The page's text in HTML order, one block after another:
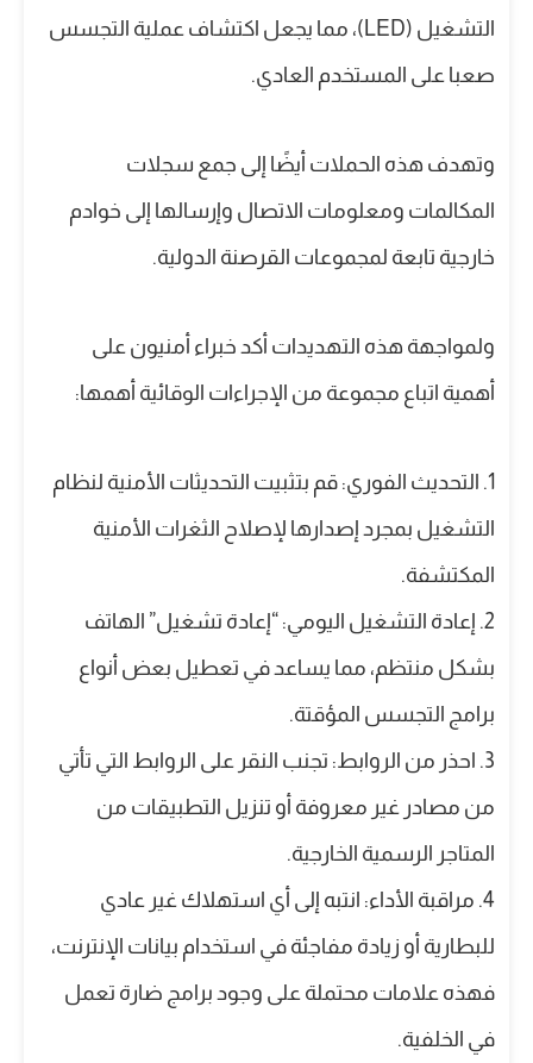
التشغيل (LED)، مما يجعل اكتشاف عملية التجسس
صعبا على المستخدم العادي.
وتهدف هذه الحملات أيضًا إلى جمع سجلات
المكالمات ومعلومات الاتصال وإرسالها إلى خوادم
خارجية تابعة لمجموعات القرصنة الدولية.
ولمواجهة هذه التهديدات أكد خبراء أمنيون على
أهمية اتباع مجموعة من الإجراءات الوقائية أهمها:
1. التحديث الفوري: قم بتثبيت التحديثات الأمنية لنظام
التشغيل بمجرد إصدارها لإصلاح الثغرات الأمنية
المكتشفة.
2. إعادة التشغيل اليومي: “إعادة تشغيل” الهاتف
بشكل منتظم، مما يساعد في تعطيل بعض أنواع
برامج التجسس المؤقتة.
3. احذر من الروابط: تجنب النقر على الروابط التي تأتي
من مصادر غير معروفة أو تنزيل التطبيقات من
المتاجر الرسمية الخارجية.
4. مراقبة الأداء: انتبه إلى أي استهلاك غير عادي
للبطارية أو زيادة مفاجئة في استخدام بيانات الإنترنت،
فهذه علامات محتملة على وجود برامج ضارة تعمل
في الخلفية.